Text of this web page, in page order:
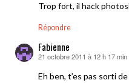
Trop fort, il hack
Répondre
Fabienne
dit :
21 octobre 2011 à 12 h 17 min
Eh ben, t’es pas sorti de